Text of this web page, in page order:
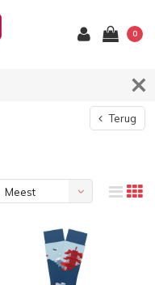
0
Terug
Meest